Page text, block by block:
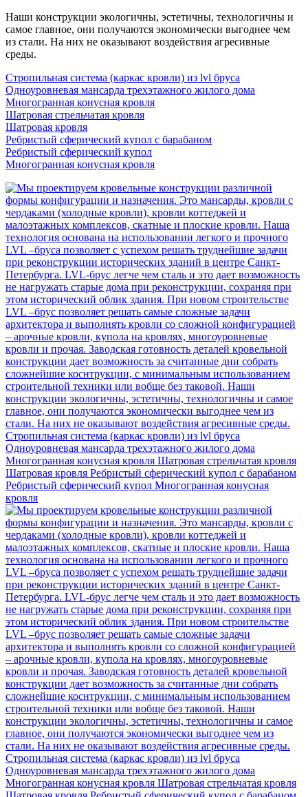
Наши конструкции экологичны, эстетичны, технологичны и
самое главное, они получаются экономически выгоднее чем
из стали. На них не оказывают воздействия агресивные
среды.
Стропильная система (каркас кровли) из lvl бруса
Одноуровневая мансарда трехэтажного жилого дома
Многогранная конусная кровля
Шатровая стрельчатая кровля
Шатровая кровля
Ребристый сферический купол с барабаном
Ребристый сферический купол
Многогранная конусная кровля